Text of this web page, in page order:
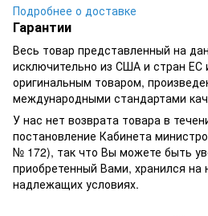
Подробнее о доставке
Гарантии
Весь товар представленный на
исключительно из США и стран ЕС
оригинальным товаром,
международными стандартами
У нас нет возврата товара в
постановление Кабинета
№ 172), так что Вы можете быть
приобретенный Вами, хранился на
надлежащих условиях.